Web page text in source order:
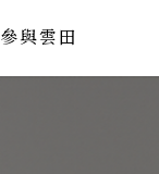
參與雲田